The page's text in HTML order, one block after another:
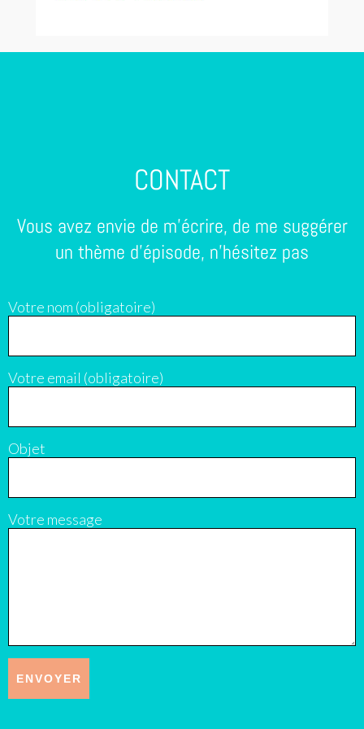
CONTACT
Vous avez envie de m'écrire, de me suggérer
un thème d'épisode, n'hésitez pas
Votre nom (obligatoire)
Votre email (obligatoire)
Objet
Votre message